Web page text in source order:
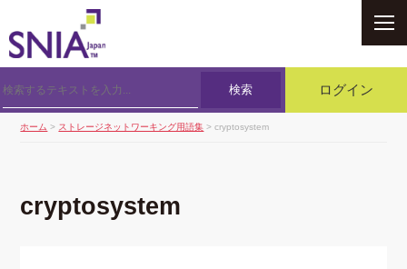
検索 ログイン
ホーム > ストレージネットワーキング用語集 > cryptosystem
cryptosystem